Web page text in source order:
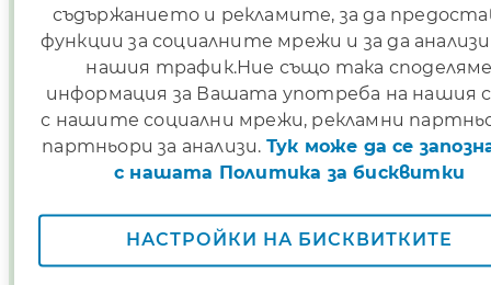
съдържанието и рекламите, за да
функции за социалните мрежи и за да
нашия трафик.Ние също така
информация за Вашата употреба на нашия
с нашите социални мрежи, рекламни
партньори за анализи. Тук може да се
с нашата Политика за бисквитки
НАСТРОЙКИ НА БИСКВИТКИТЕ